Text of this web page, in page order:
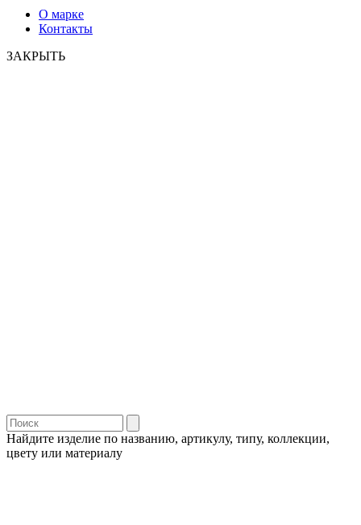
О марке
Контакты
ЗАКРЫТЬ
Найдите изделие по названию, артикулу, типу, коллекции,
цвету или материалу